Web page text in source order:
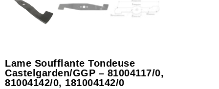
Lame Soufflante Tondeuse
Castelgarden/GGP – 81004117/0,
81004142/0, 181004142/0